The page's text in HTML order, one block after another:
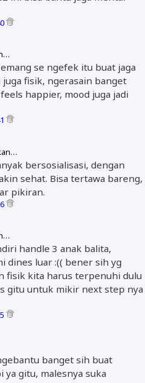
se ngefek itu buat jaga
fisik, ngerasain banget
happier, mood juga jadi
bersosialisasi, dengan
sehat. Bisa tertawa bareng,
pikiran.
handle 3 anak balita,
dines luar :(( bener sih yg
fisik kita harus terpenuhi dulu
gitu untuk mikir next step nya
banget sih buat
gitu, malesnya suka